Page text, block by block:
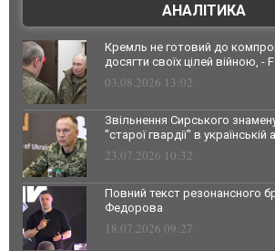
АНАЛІТИКА
Кремль не готовий до
досягти своїх цілей війною, -
03.08.2026 13:02
Звільнення Сирського
"старої гвардії" в українській
23.07.2026 10:32
Повний текст резонансного
Федорова
18.07.2026 09:27